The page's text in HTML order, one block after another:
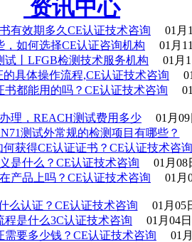
资讯中心
有效期多久CE认证技术咨询
01月
，如何选择CE认证咨询机构
01月
试丨LFGB检测技术服务机构
01月
的具体操作流程,CE认证技术咨询
书都能用的吗？CE认证技术咨询
理，REACH测试费用多少
01月
测试外常规的检测项目有哪些？
获得CE认证证书？CE认证技术咨询
是什么？CE认证技术咨询
01月08
产品上吗？CE认证技术咨询
01月
么认证？CE认证技术咨询
01月05
程是什么3C认证技术咨询
01月04
需要多少钱？CE认证技术咨询
01